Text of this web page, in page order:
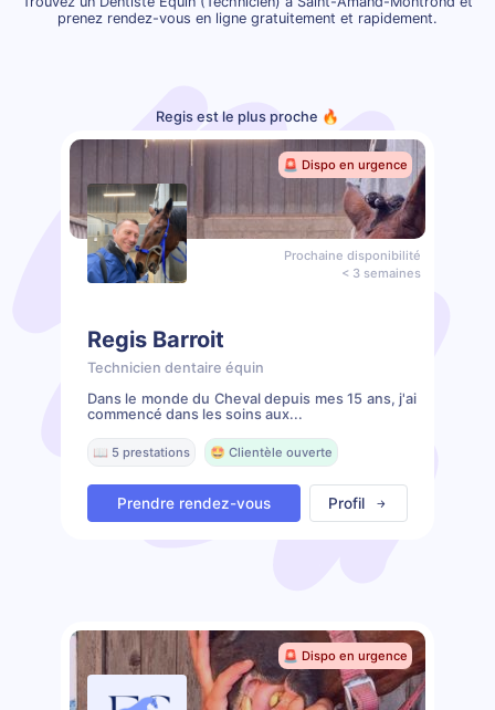
prenez rendez-vous en ligne gratuitement et rapidement.
Regis est le plus proche 🔥
🚨 Dispo en urgence
Prochaine disponibilité
< 3 semaines
Regis Barroit
Technicien dentaire équin
Dans le monde du Cheval depuis mes 15 ans, j'ai
commencé dans les soins aux...
📖 5 prestations 🤩 Clientèle ouverte
Prendre rendez-vous Profil
🚨 Dispo en urgence